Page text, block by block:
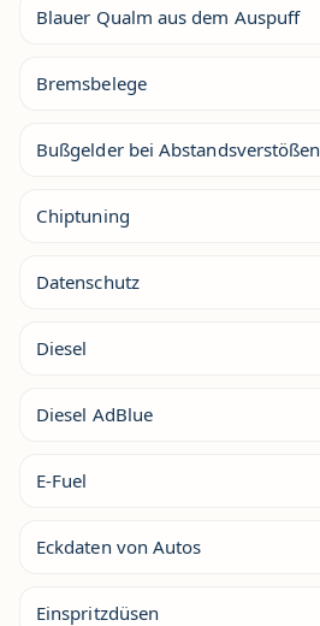
Blauer Qualm aus dem Auspuff
Bremsbelege
Bußgelder bei Abstandsverstößen
Chiptuning
Datenschutz
Diesel
Diesel AdBlue
E-Fuel
Eckdaten von Autos
Einspritzdüsen